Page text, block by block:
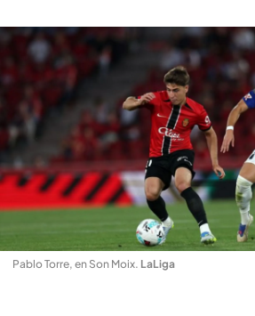
Pablo Torre, en Son Moix. LaLiga